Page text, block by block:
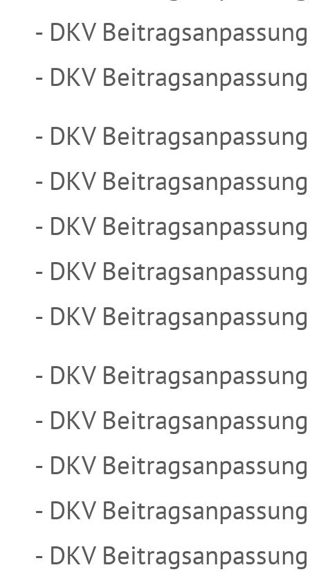
- DKV
- DKV
- DKV
- DKV
- DKV
- DKV
- DKV
- DKV
- DKV
- DKV
- DKV
- DKV